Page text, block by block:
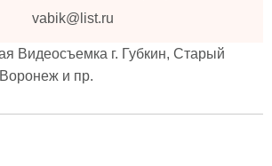
vabik@list.ru
Видеосъемка г. Губкин, Старый
и пр.